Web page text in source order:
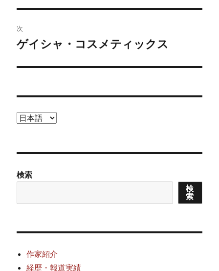
ビ
ゲ
ー
シ
ン
稿:
次
次
投
ゲイシャ・コスメティックス
言
択
検索
検
索
作家紹介
経歴・報道実績